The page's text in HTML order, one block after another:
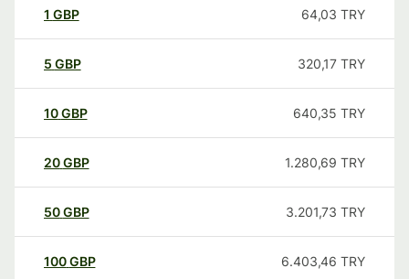
1 GBP 64,03 TRY
5 GBP 320,17 TRY
10GBP 640,35 TRY
20GBP 1.280,69 TRY
50GBP 3.201,73 TRY
100GBP 6.403,46 TRY